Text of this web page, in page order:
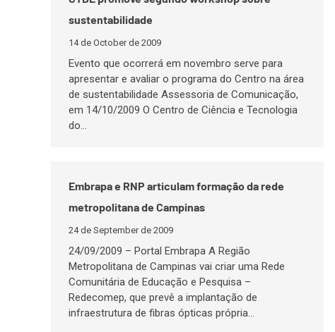
sustentabilidade
14 de October de 2009
Evento que ocorrerá em novembro serve para
apresentar e avaliar o programa do Centro na área
de sustentabilidade Assessoria de Comunicação,
em 14/10/2009 O Centro de Ciência e Tecnologia
do…
Embrapa e RNP articulam formação da rede
metropolitana de Campinas
24 de September de 2009
24/09/2009 – Portal Embrapa A Região
Metropolitana de Campinas vai criar uma Rede
Comunitária de Educação e Pesquisa –
Redecomep, que prevê a implantação de
infraestrutura de fibras ópticas própria…